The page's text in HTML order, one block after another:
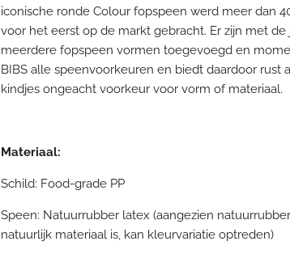
iconische ronde Colour fopspeen werd meer dan
voor het eerst op de markt gebracht. Er zijn met de
meerdere fopspeen vormen toegevoegd en
BIBS alle speenvoorkeuren en biedt daardoor rust
kindjes ongeacht voorkeur voor vorm of materiaal.
Materiaal:
Schild: Food-grade PP
Speen: Natuurrubber latex (aangezien
natuurlijk materiaal is, kan kleurvariatie optreden)